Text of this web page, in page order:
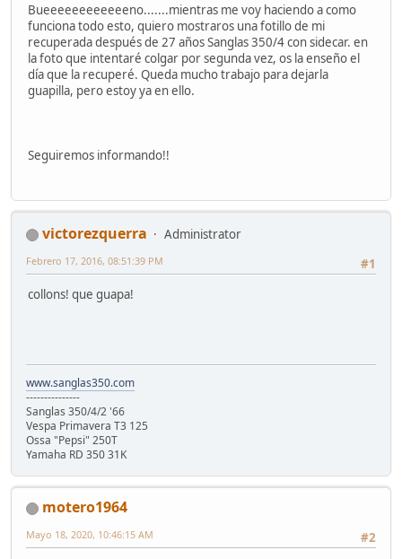
Bueeeeeeeeeeeeno.......mientras me voy haciendo a como
funciona todo esto, quiero mostraros una fotillo de mi
recuperada después de 27 años Sanglas 350/4 con sidecar. en
la foto que intentaré colgar por segunda vez, os la enseño el
día que la recuperé. Queda mucho trabajo para dejarla
guapilla, pero estoy ya en ello.
Seguiremos informando!!
victorezquerra
Administrator
#1
Febrero 17, 2016, 08:51:39 PM
collons! que guapa!
www.sanglas350.com
---------------
Sanglas 350/4/2 '66
Vespa Primavera T3 125
Ossa "Pepsi" 250T
Yamaha RD 350 31K
motero1964
#2
Mayo 18, 2020, 10:46:15 AM